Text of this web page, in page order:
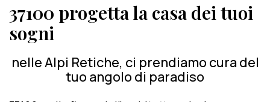
37100 progetta la casa dei tuoi
sogni
nelle Alpi Retiche, ci prendiamo cura del
tuo angolo di paradiso